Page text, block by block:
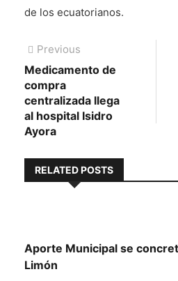
de los ecuatorianos.
Navegación
de
entradas
Previous
post:
Medicamento de
compra
centralizada llega
al hospital Isidro
Ayora
RELATED POSTS
Aporte Municipal se
Limón